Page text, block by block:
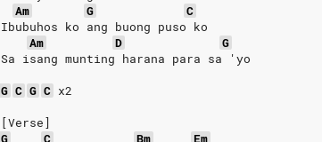
Am
G
C
Ibubuhos ko ang buong puso ko
Am
D
G
Sa isang munting harana para sa 'yo
G C G C x2
[Verse]
G
C Bm
Em